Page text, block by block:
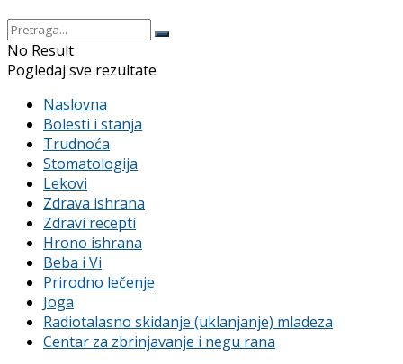
No Result
Pogledaj sve rezultate
Naslovna
Bolesti i stanja
Trudnoća
Stomatologija
Lekovi
Zdrava ishrana
Zdravi recepti
Hrono ishrana
Beba i Vi
Prirodno lečenje
Joga
Radiotalasno skidanje (uklanjanje) mladeza
Centar za zbrinjavanje i negu rana